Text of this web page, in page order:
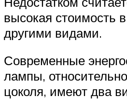
высокая стоимость
другими видами.
Современные
лампы,
цоколя, имеют два